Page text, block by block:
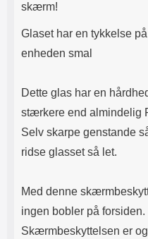
skærm!
Glaset har en tykkelse
enheden smal
Dette glas har en
stærkere end almindelig
Selv skarpe genstande
ridse glasset så let.
Med denne
ingen bobler på forsiden.
Skærmbeskyttelsen er